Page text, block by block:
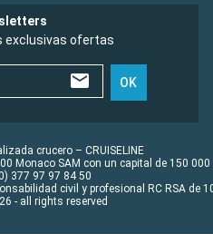
exclusivas ofertas
OK
crucero – CRUISELINE
Monaco SAM con un capital de 150 000
377 97 97 84 50
civil y profesional RC RSA de
- all rights reserved